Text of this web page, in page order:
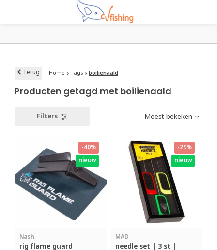
Terug Home Tags boilienaald
Producten getagd met boilienaald
Filters Meest bekeken
-40%
nieuw
Nash
rig flame guard
-29%
nieuw
MAD
needle set | 3 st |